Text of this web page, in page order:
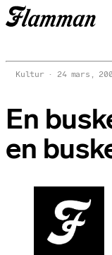
Kultur 24 mars,
En
en